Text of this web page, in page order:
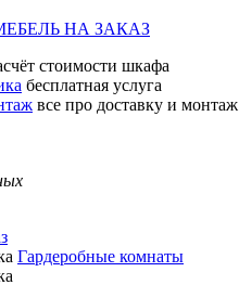
НА ЗАКАЗ
стоимости шкафа
бесплатная услуга
все про доставку и монтаж
Гардеробные комнаты